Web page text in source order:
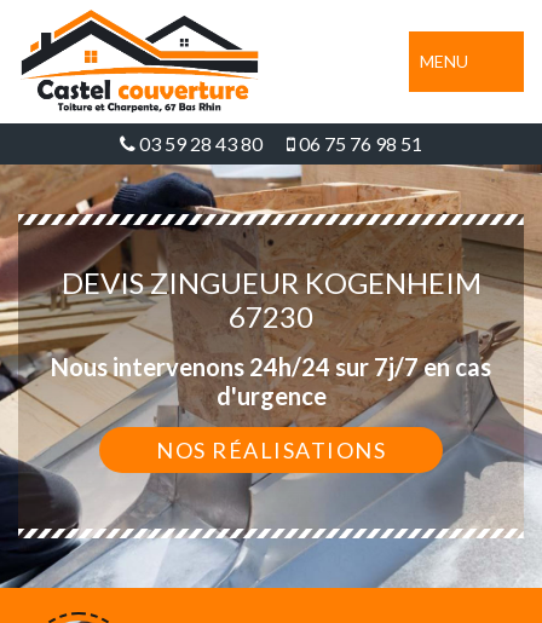
MENU
03 59 28 43 80 06 75 76 98 51
DEVIS ZINGUEUR KOGENHEIM
67230
Nous intervenons 24h/24 sur 7j/7 en cas
d'urgence
NOS RÉALISATIONS